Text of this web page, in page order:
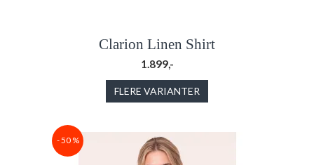
Clarion Linen Shirt
1.899,-
FLERE VARIANTER
- 50 %